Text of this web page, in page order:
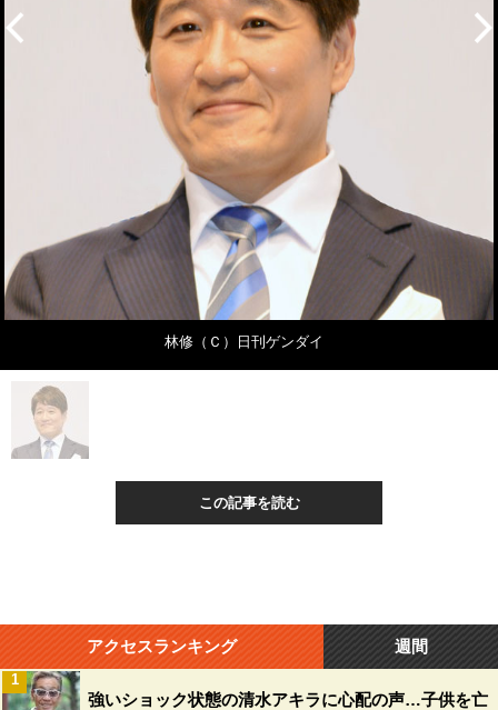
林修（Ｃ）日刊ゲンダイ
この記事を読む
アクセスランキング 週間
強いショック状態の清水アキラに心配の声…子供を亡
1